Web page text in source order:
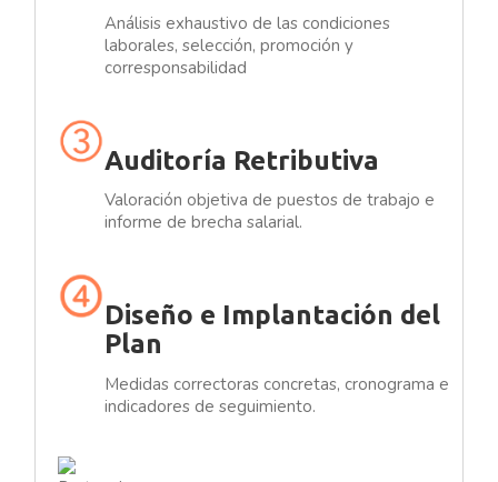
Análisis exhaustivo de las condiciones
laborales, selección, promoción y
corresponsabilidad
Auditoría Retributiva
Valoración objetiva de puestos de trabajo e
informe de brecha salarial.
Diseño e Implantación del
Plan
Medidas correctoras concretas, cronograma e
indicadores de seguimiento.